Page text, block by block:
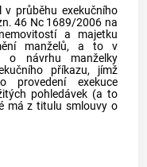
průběhu exekučního
46 Nc 1689/2006 na
a majetku
manželů, a to v
o návrhu manželky
příkazu, jímž
provedení exekuce
pohledávek (a to
má z titulu smlouvy o